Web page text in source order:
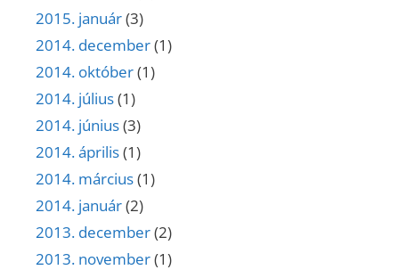
2015. január(3)
2014. december(1)
2014. október(1)
2014. július(1)
2014. június(3)
2014. április(1)
2014. március(1)
2014. január(2)
2013. december(2)
2013. november(1)